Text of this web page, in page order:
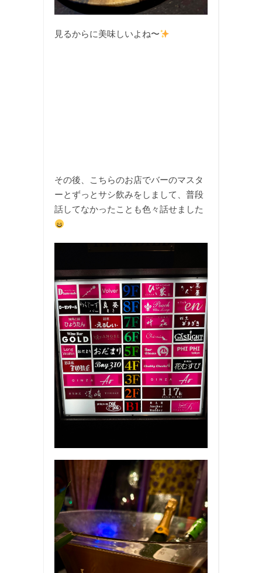
見るからに美味しいよね〜
その後、こちらのお店でバーのマスタ
ーとずっとサシ飲みをしまして、普段
話してなかったことも色々話せました